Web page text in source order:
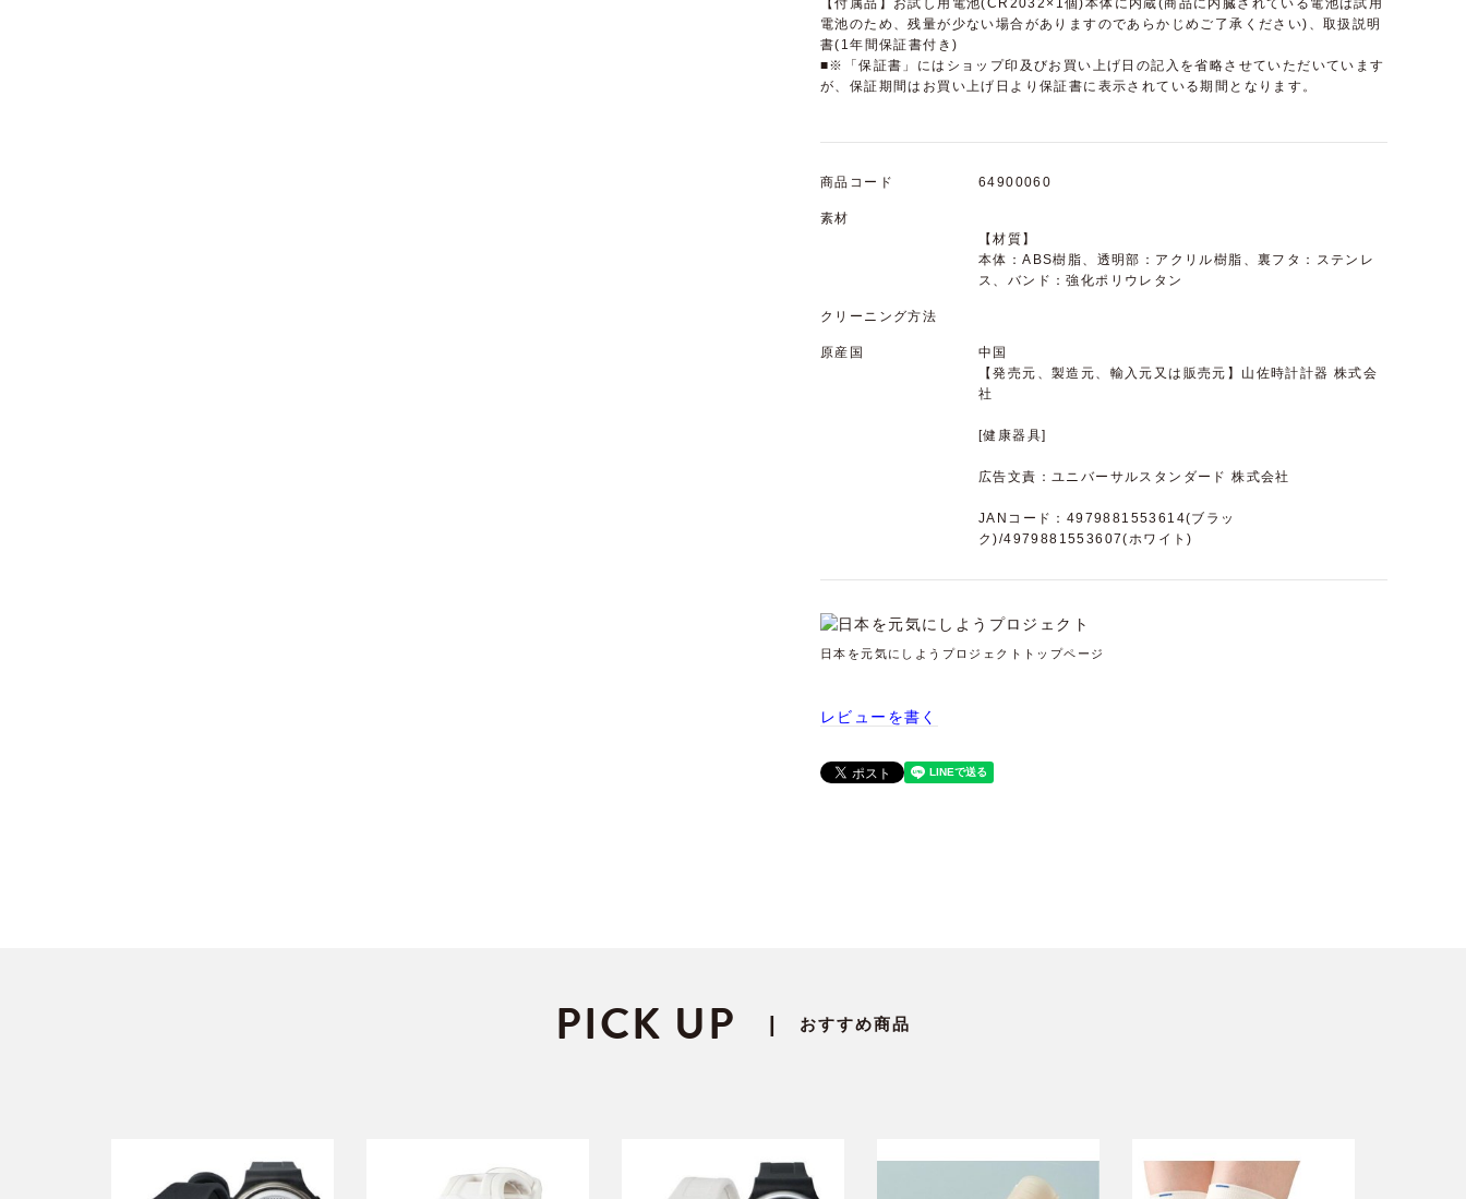
【付属品】お試し用電池(CR2032×1個)本体に内蔵(商品に内臓されている電池は試用
電池のため、残量が少ない場合がありますのであらかじめご了承ください)、取扱説明
書(1年間保証書付き)
■※「保証書」にはショップ印及びお買い上げ日の記入を省略させていただいています
が、保証期間はお買い上げ日より保証書に表示されている期間となります。
商品コード 64900060
素材
【材質】
本体：ABS樹脂、透明部：アクリル樹脂、裏フタ：ステンレ
ス、バンド：強化ポリウレタン
クリーニング方法
原産国
中国
【発売元、製造元、輸入元又は販売元】山佐時計計器 株式会
社
[健康器具]
広告文責：ユニバーサルスタンダード 株式会社
JANコード：4979881553614(ブラッ
ク)/4979881553607(ホワイト)
日本を元気にしようプロジェクトトップページ
レビューを書く
PICK UP おすすめ商品